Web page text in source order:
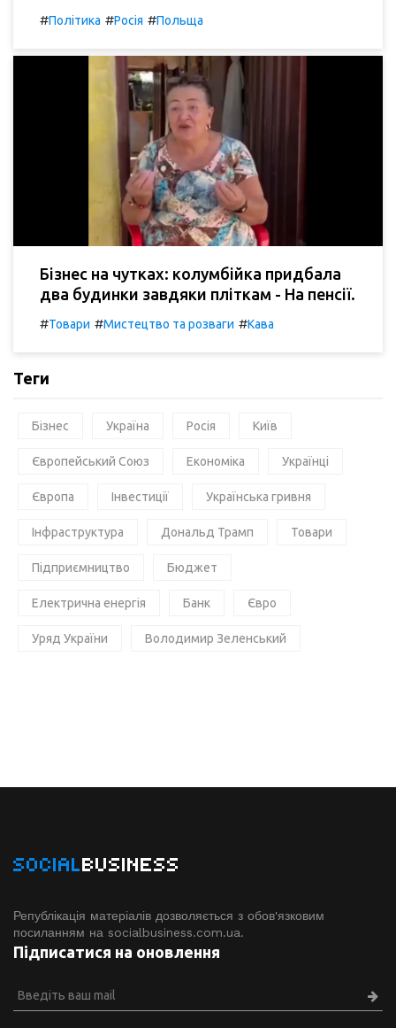
#Політика #Росія #Польща
Бізнес на чутках: колумбійка придбала
два будинки завдяки пліткам - На пенсії.
#Товари #Мистецтво та розваги #Кава
Теги
Бізнес Україна Росія Київ
Європейський Союз Економіка Українці
Європа Інвестиції Українська гривня
Інфраструктура Дональд Трамп Товари
Підприємництво Бюджет
Електрична енергія Банк Євро
Уряд України Володимир Зеленський
SOCIALBUSINESS
Републікація матеріалів дозволяється з обов'язковим
посиланням на socialbusiness.com.ua.
Підписатися на оновлення